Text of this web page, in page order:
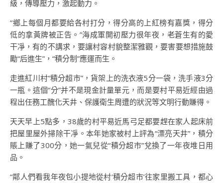
級，傳導壓力，激起動力。
“鄉上每個月都要給各村打分，得分高的上紅榜有嘉獎，得分
低的拿黃牌被正告。”海成軍開初壓力很年夜，老蒼生有的愛
干凈，有的不講求，要讓村容村貌整潔雅觀，要害要想措施鼓
勵“后進生”，“積分制”應運而生。
走進紅川村“積分超市”，貨架上的洗衣液5分一袋，洗手液3分
一瓶。這個“分”并不是現金計量單元，而是要村平易近經由過
程出任務工醜化天井、保護衛生周遭的狀況等文明行動賺得。
天天早上5點多，38歲的村平易近馬弓足都要趕在家人起床前
把屋里屋外掃除干凈。本年她家被村上評為“漂亮天井”，積分
賬上賺了300分，她一氣兒從“積分超市”兌換了一年夜堆日用
品。
“鄰人們看我年夜包小提地從村‘積分超市’往家里搬工具，都心